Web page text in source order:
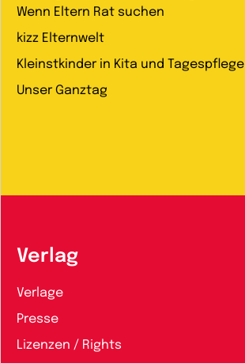
Wenn Eltern Rat suchen
kizz Elternwelt
Kleinstkinder in Kita und Tagespflege
Unser Ganztag
Verlag
Verlage
Presse
Lizenzen / Rights